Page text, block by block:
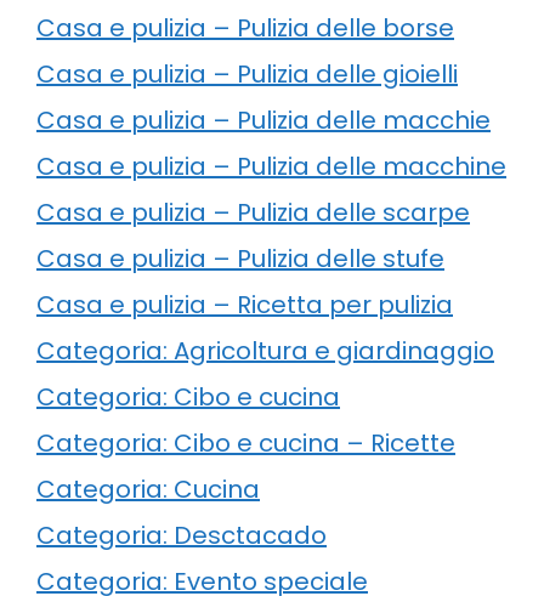
Casa e pulizia – Pulizia delle borse
Casa e pulizia – Pulizia delle gioielli
Casa e pulizia – Pulizia delle macchie
Casa e pulizia – Pulizia delle macchine
Casa e pulizia – Pulizia delle scarpe
Casa e pulizia – Pulizia delle stufe
Casa e pulizia – Ricetta per pulizia
Categoria: Agricoltura e giardinaggio
Categoria: Cibo e cucina
Categoria: Cibo e cucina – Ricette
Categoria: Cucina
Categoria: Desctacado
Categoria: Evento speciale